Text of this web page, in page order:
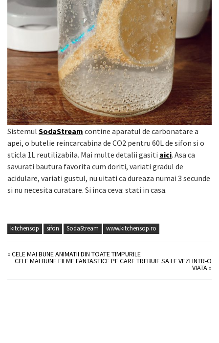
Sistemul SodaStream contine aparatul de carbonatare a
apei, o butelie reincarcabina de CO2 pentru 60L de sifon si o
sticla 1L reutilizabila. Mai multe detalii gasiti aici. Asa ca
savurati bautura favorita cum doriti, variati gradul de
acidulare, variati gustul, nu uitati ca dureaza numai 3 secunde
si nu necesita curatare. Si inca ceva: stati in casa.
kitchensop sifon SodaStream www.kitchensop.ro
«CELE MAI BUNE ANIMATII DIN TOATE TIMPURILE
CELE MAI BUNE FILME FANTASTICE PE CARE TREBUIE SA LE VEZI INTR-O
VIATA»